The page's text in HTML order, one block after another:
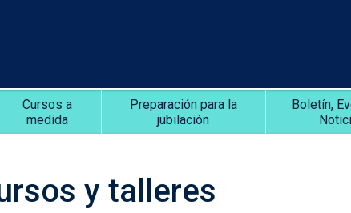
Cursos a
medida
Preparación para la
jubilación
Boletín,
y talleres